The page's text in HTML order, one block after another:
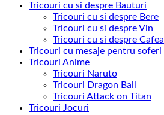
Tricouri cu si despre Bauturi
Tricouri cu si despre Bere
Tricouri cu si despre Vin
Tricouri cu si despre Cafea
Tricouri cu mesaje pentru soferi
Tricouri Anime
Tricouri Naruto
Tricouri Dragon Ball
Tricouri Attack on Titan
Tricouri Jocuri